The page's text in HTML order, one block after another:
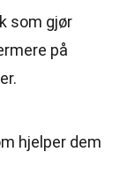
som gjør
på
hjelper dem